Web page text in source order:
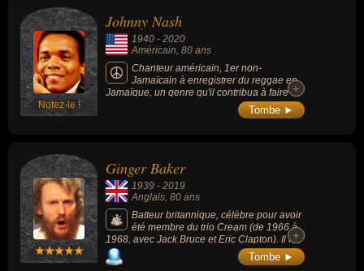
Notez-le !
Johnny Nash
1940 - 2020
Américain, 80 ans
Chanteur américain, 1er non-
Jamaïcain à enregistrer du reggae en
Jamaïque, un genre qu'il contribua à faire
découvrir au grand public avec ses succès.
Son tube international « I Can See Clearly
+
+
Tombe ►
Ginger Baker
1939 - 2019
Anglais, 80 ans
Batteur britannique, célèbre pour avoir
été membre du trio Cream (de 1966 à
1968, avec Jack Bruce et Eric Clapton). Il fut
un des premiers musiciens de sa génération
à se tourner vers les sons africains.
+
+
Tombe ►